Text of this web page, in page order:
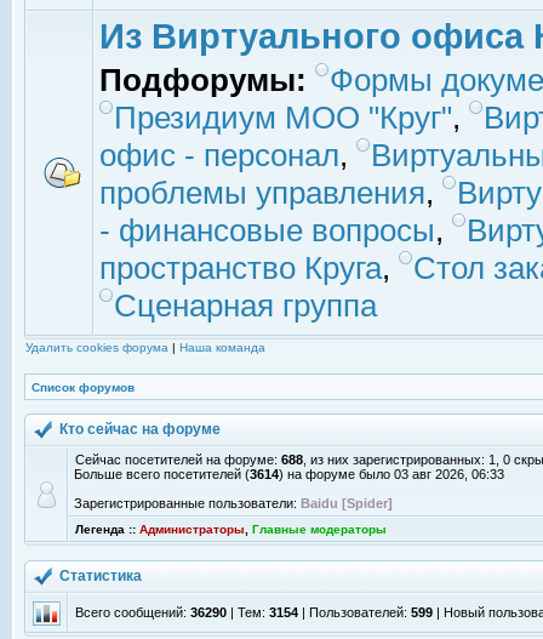
Из Виртуального офиса
Подфорумы:
Формы
Президиум МОО "Круг",
офис - персонал,
проблемы управления,
- финансовые вопросы,
пространство Круга,
Стол
Сценарная группа
Удалить cookies форума | Наша команда
Список форумов
Кто сейчас на форуме
Сейчас посетителей на форуме: 688 , из них зарегистрированных: 1, 0
Больше всего посетителей (3614) на форуме было 03 авг 2026, 06:33
Зарегистрированные пользователи: Baidu [Spider]
Легенда :: Администраторы Главные модераторы
Статистика
Всего сообщений: 36290 | Тем: 3154 | Пользователей: 599 | Новый